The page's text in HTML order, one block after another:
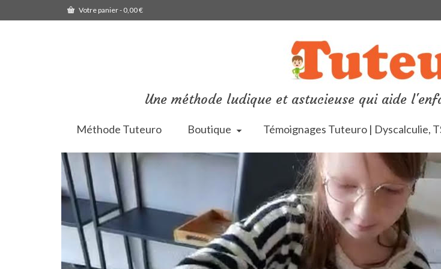
Votre panier- 0,00€
Une méthode ludique et astucieuse qui aide
Méthode Tuteuro Boutique Témoignages Tuteuro | Dyscalculie,